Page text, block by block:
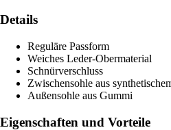
Details
Reguläre Passform
Weiches Leder-Obermaterial
Schnürverschluss
Zwischensohle aus
Außensohle aus Gummi
Eigenschaften und Vorteile